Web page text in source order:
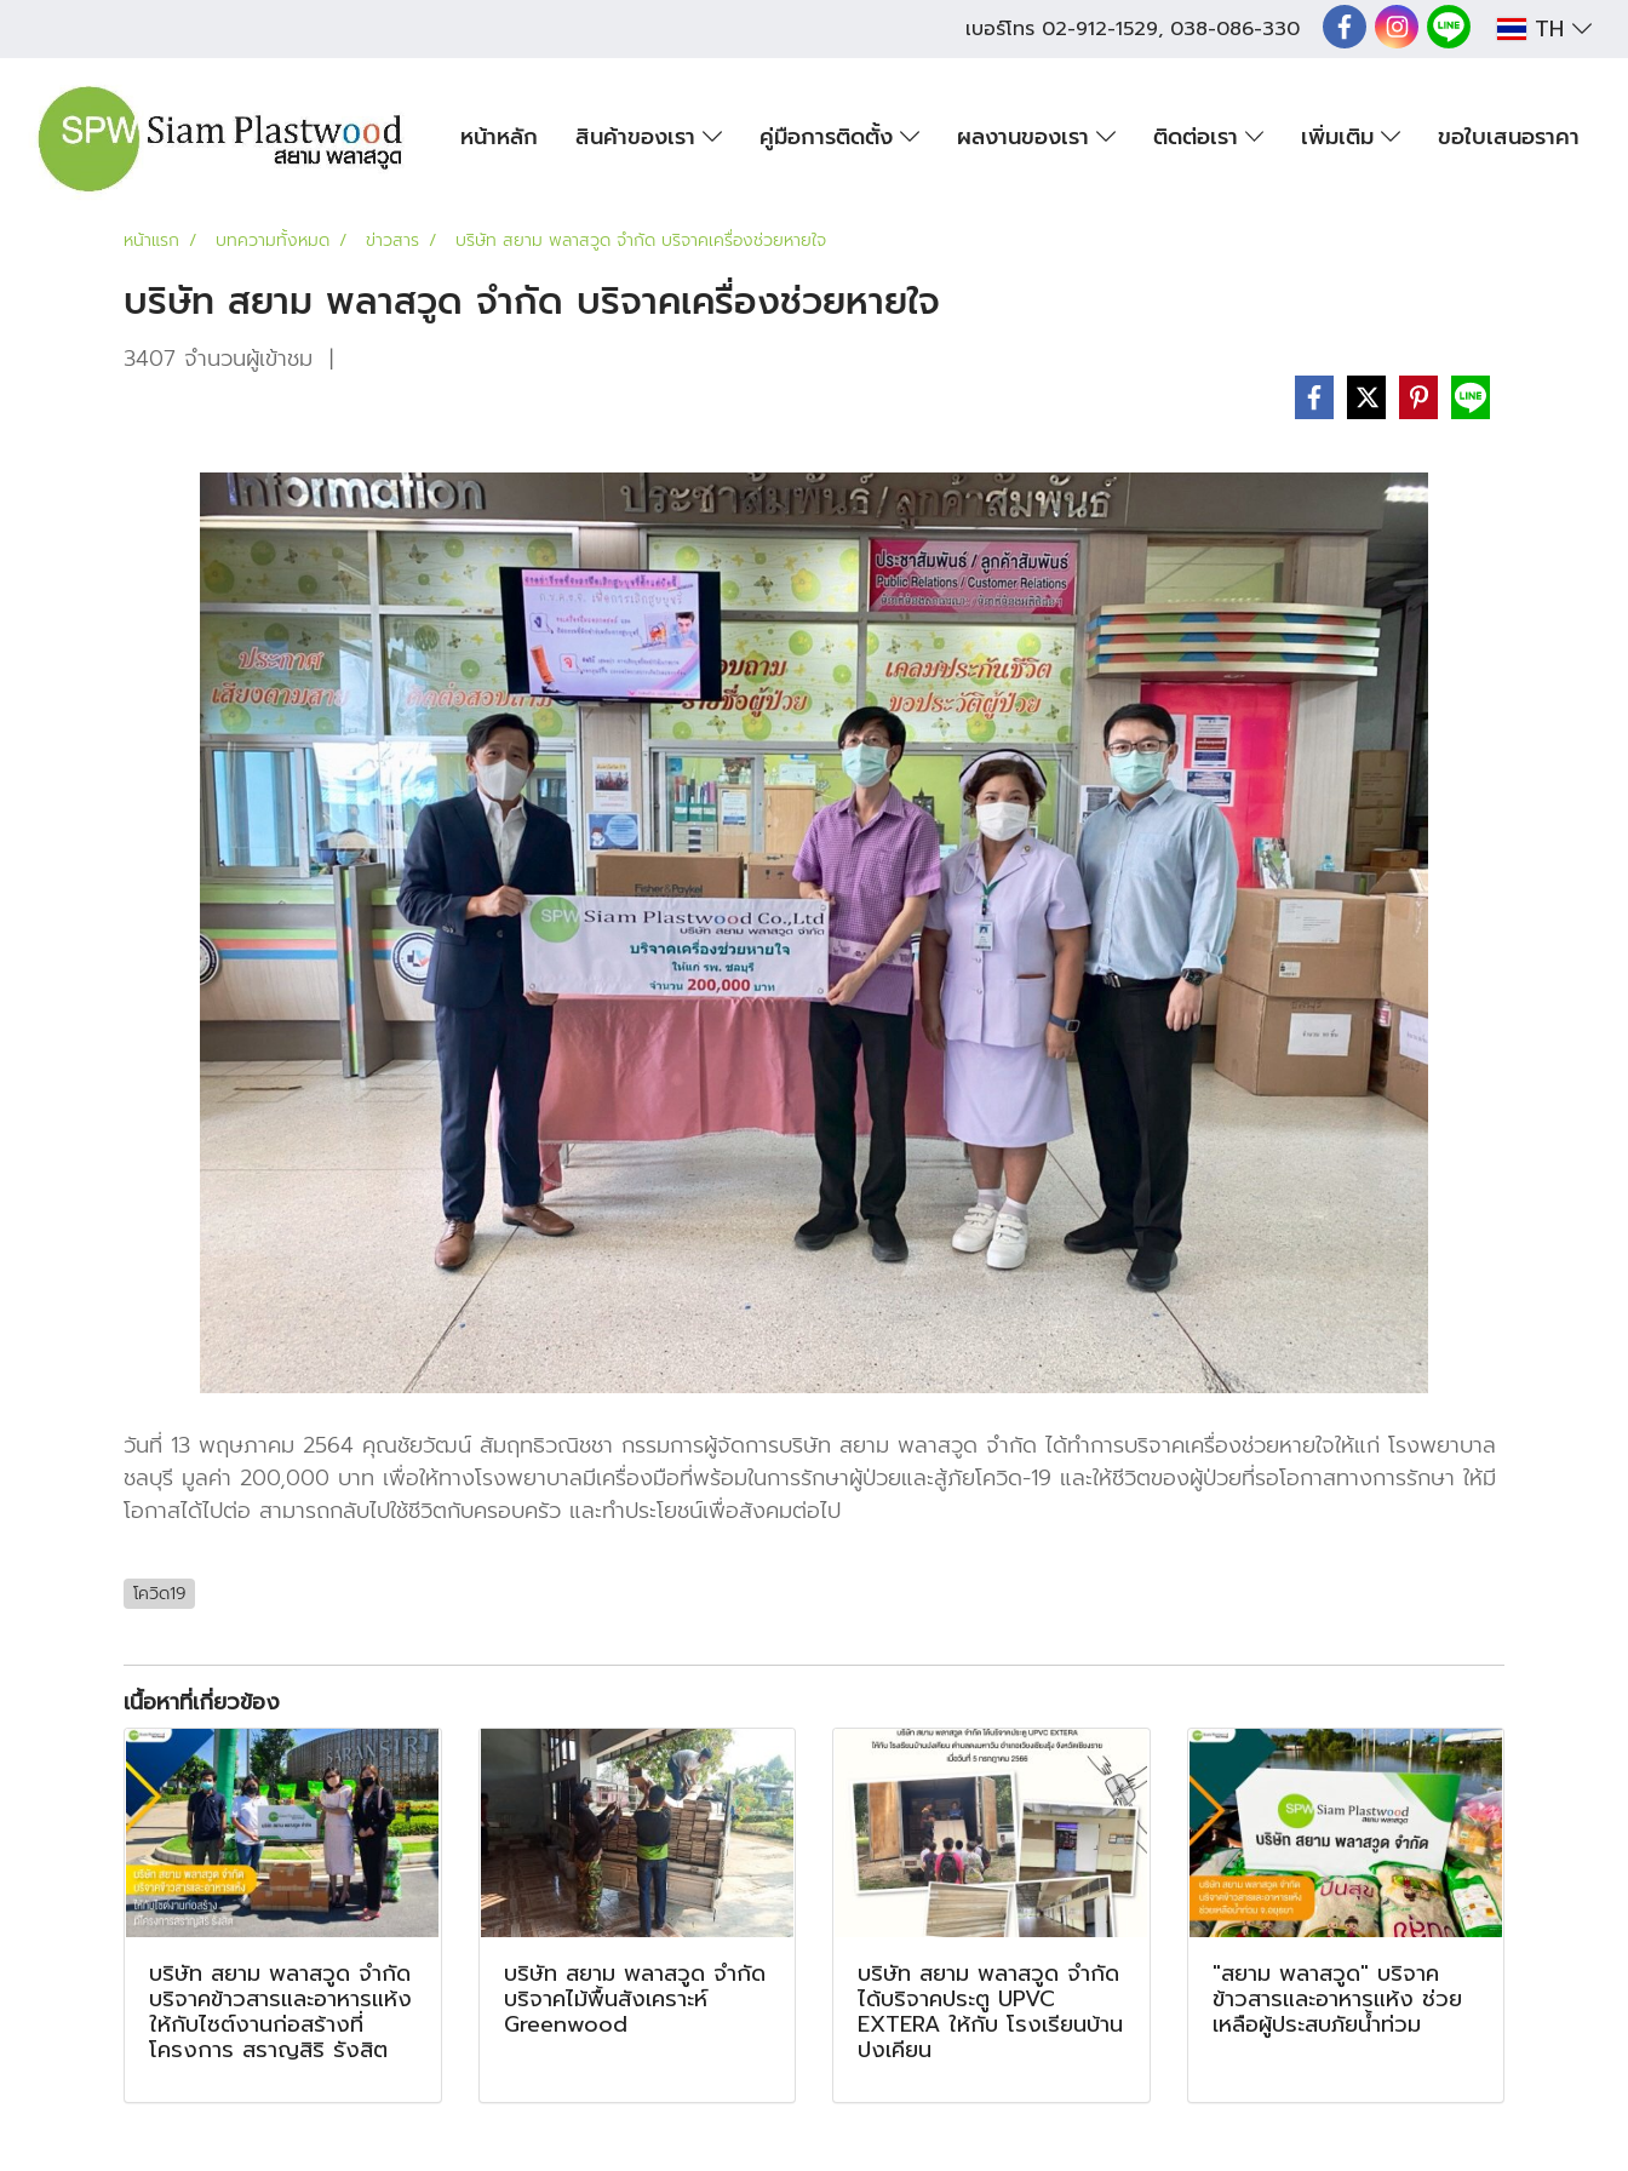
เบอร์โทร 02-912-1529, 038-086-330 TH
หน้าหลัก สินค้าของเรา คู่มือการติดตั้ง ผลงานของเรา ติดต่อเรา เพิ่มเติม ขอใบเสนอราคา
หน้าแรก บทความทั้งหมด ข่าวสาร บริษัท สยาม พลาสวูด จำกัด บริจาคเครื่องช่วยหายใจ
บริษัท สยาม พลาสวูด จำกัด บริจาคเครื่องช่วยหายใจ
3407 จำนวนผู้เข้าชม |
วันที่ 13 พฤษภาคม 2564 คุณชัยวัฒน์ สัมฤทธิวณิชชา กรรมการผู้จัดการบริษัท สยาม พลาสวูด จำกัด ได้ทำการบริจาคเครื่องช่วยหายใจให้แก่ โรงพยาบาล
ชลบุรี มูลค่า 200,000 บาท เพื่อให้ทางโรงพยาบาลมีเครื่องมือที่พร้อมในการรักษาผู้ป่วยและสู้ภัยโควิด-19 และให้ชีวิตของผู้ป่วยที่รอโอกาสทางการรักษา ให้มี
โอกาสได้ไปต่อ สามารถกลับไปใช้ชีวิตกับครอบครัว และทำประโยชน์เพื่อสังคมต่อไป
โควิด19
เนื้อหาที่เกี่ยวข้อง
บริษัท สยาม พลาสวูด จำกัด
บริจาคข้าวสารและอาหารแห้ง
ให้กับไซต์งานก่อสร้างที่
โครงการ สราญสิริ รังสิต
บริษัท สยาม พลาสวูด จำกัด
บริจาคไม้พื้นสังเคราะห์
Greenwood
บริษัท สยาม พลาสวูด จำกัด
ได้บริจาคประตู UPVC
EXTERA ให้กับ โรงเรียนบ้าน
ปงเคียน
"สยาม พลาสวูด" บริจาค
ข้าวสารและอาหารแห้ง ช่วย
เหลือผู้ประสบภัยน้ำท่วม